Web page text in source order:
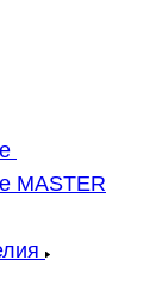
MASTER